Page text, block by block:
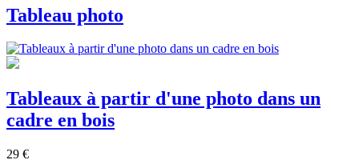
Tableau photo
Tableaux à partir d'une photo dans un
cadre en bois
29 €